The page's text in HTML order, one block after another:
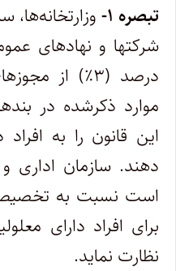
تبصره ۱-
شرکتها و نهادهای‌
درصد (۳٪) از
این قانون را به
دهند. سازمان
است نسبت به
برای افراد دارای
نظارت نماید.